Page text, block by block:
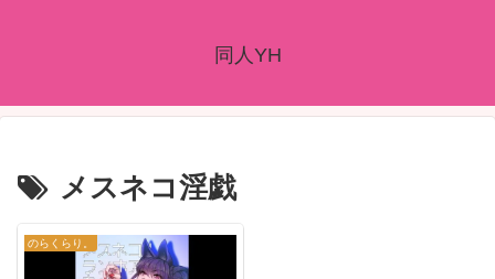
同人YH
メスネコ淫戯
のらくらり。